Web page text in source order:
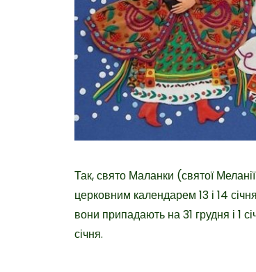
Так,свято Маланки (святої
церковним календарем 13 і 14
вони припадають на 31 грудня і 1
січня.